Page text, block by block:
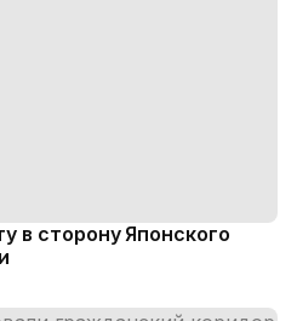
в сторону Японского